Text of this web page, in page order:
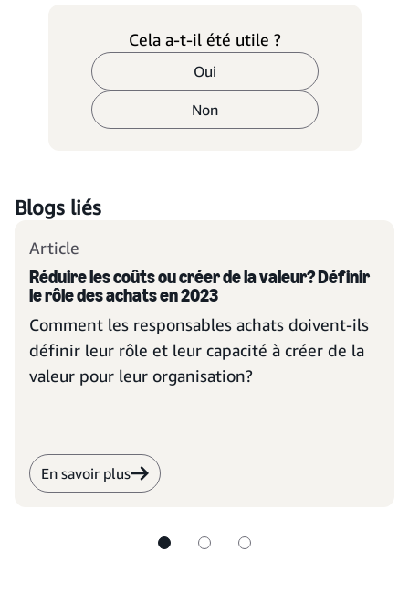
Cela a-t-il été utile ?
Oui
Non
Blogs liés
Article
Réduire les coûts ou créer de la valeur? Définir
le rôle des achats en 2023
Comment les responsables achats doivent-ils
définir leur rôle et leur capacité à créer de la
valeur pour leur organisation?
En savoir plus